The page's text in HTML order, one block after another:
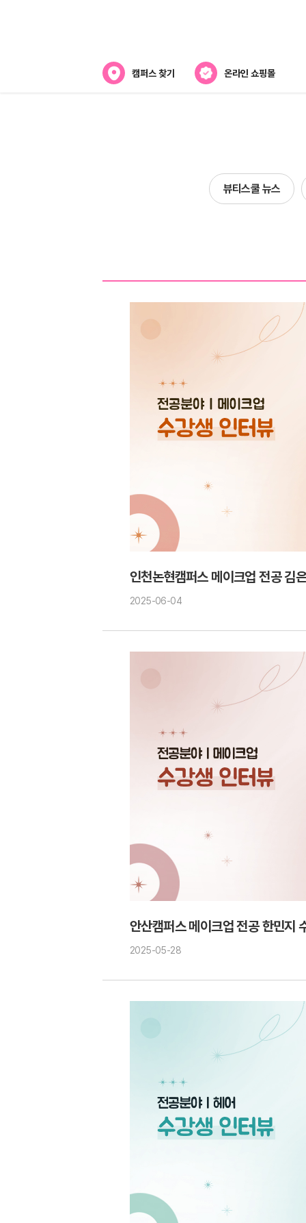
캠퍼스 찾기 온라인 쇼핑몰
전국캠퍼스 찾기
제휴협력사
뷰티스쿨 뉴스
인천논현캠퍼스 메이크업 전공 김
2025-06-04
안산캠퍼스 메이크업 전공 한민지
2025-05-28